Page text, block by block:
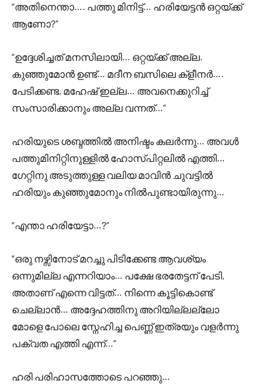
“അതിനെന്താ…. പത്തു മിനിട്ട്… ഹരിയേട്ടൻ ഒറ്റയ്ക്ക്
ആണോ?”
“ഉദ്ദേശിച്ചത് മനസിലായി… ഒറ്റയ്ക്ക് അല്ല.
കുഞ്ഞുമോൻ ഉണ്ട്… മദീന ബസിലെ ക്ളീനർ….
പേടിക്കണ്ട, മഹേഷ്‌ ഇല്ല… അവനെക്കുറിച്ച്
സംസാരിക്കാനും അല്ല വന്നത്…”
ഹരിയുടെ ശബ്ദത്തിൽ അനിഷ്ടം കലർന്നു… അവൾ
പത്തുമിനിറ്റിനുള്ളിൽ ഹോസ്പിറ്റലിൽ എത്തി…
ഗേറ്റിനു അടുത്തുള്ള വലിയ മാവിൻ ചുവട്ടിൽ
ഹരിയും കുഞ്ഞുമോനും നിൽപുണ്ടായിരുന്നു…
“എന്താ ഹരിയേട്ടാ…?”
“ഒരു നഴ്സിനോട് മറച്ചു പിടിക്കേണ്ട ആവശ്യം
ഒന്നുമില്ല എന്നറിയാം… പക്ഷേ ഭരതേട്ടന് പേടി,
അതാണ്‌ എന്നെ വിട്ടത്… നിന്നെ കൂട്ടികൊണ്ട്
ചെല്ലാൻ… അദ്ദേഹത്തിനു അറിയില്ലല്ലോ
മോളെ പോലെ സ്നേഹിച്ച പെണ്ണ് ഇത്രയും വളർന്നു
പക്വത എത്തി എന്ന്…”
ഹരി പരിഹാസത്തോടെ പറഞ്ഞു…